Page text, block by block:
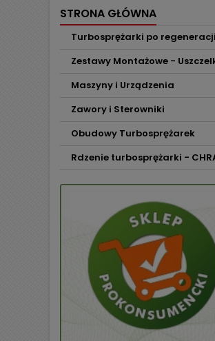
STRONA GŁÓWNA
Turbosprężarki po regeneracji
Zestawy Montażowe -
Maszyny i Urządzenia
Zawory i Sterowniki
Obudowy Turbosprężarek
Rdzenie turbosprężarki -